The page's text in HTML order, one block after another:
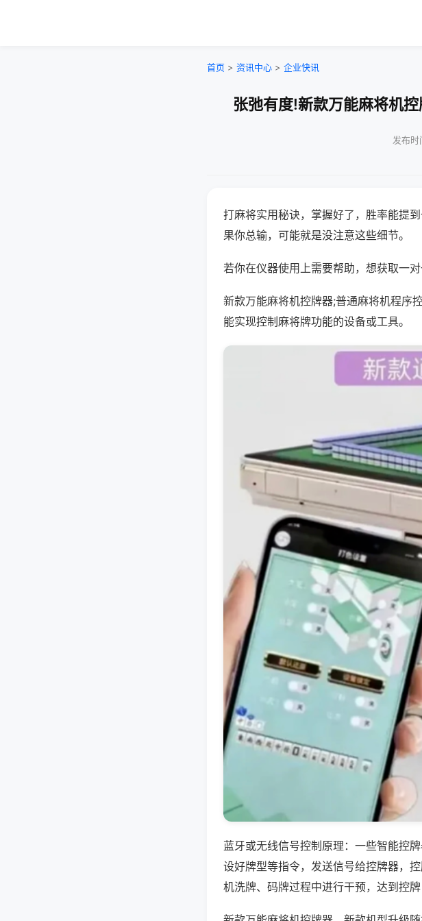
首页 > 资讯中心 > 企业快讯
张弛有度!新款万能麻将机
发布
打麻将实用秘诀，掌握好了，胜率能提
果你总输，可能就是没注意这些细节。
若你在仪器使用上需要帮助，想获取一
新款万能麻将机控牌器;普通麻将机程序
能实现控制麻将牌功能的设备或工具。
蓝牙或无线信号控制原理：一些智能控
设好牌型等指令，发送信号给控牌器，
机洗牌、码牌过程中进行干预，达到控牌